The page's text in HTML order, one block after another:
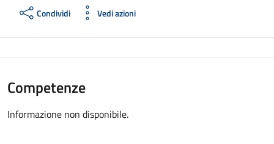
Condividi Vedi azioni
Competenze
Informazione non disponibile.